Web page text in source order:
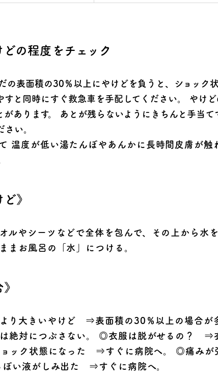
の程度をチェック
の表面積の30％以上にやけどを負うと、ショック
すと同時にすぐ救急車を手配してください。
やけど
があります。 あとが残らないようにきちんと手当て
い。
温度が低い湯たんぽやあんかに長時間皮膚が触
》
ルやシーツなどで全体を包んで、その上から水
まお風呂の「水」につける。
り大きいやけど ⇒表面積の30％以上の場合が
絶対につぶさない。 ◎衣服は脱がせるの？ ⇒
ョック状態になった ⇒すぐに病院へ。 ◎痛み
い液がしみ出た ⇒すぐに病院へ。